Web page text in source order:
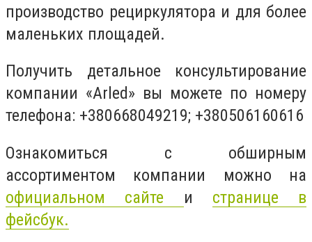
производство рециркулятора и для более
маленьких площадей.
Получить детальное консультирование
компании «Arled» вы можете по номеру
телефона: +380668049219; +380506160616
Ознакомиться с обширным
ассортиментом компании можно на
официальном сайте и странице в
фейсбук.